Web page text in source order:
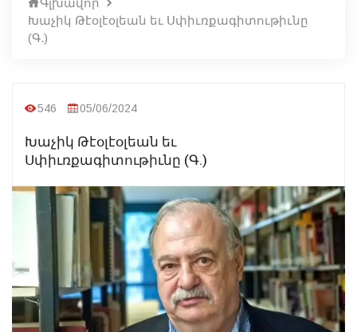
Խաչիկ Թէօլէօլեան եւ Սփիւռքագիտութիւնը
(Գ.)
546 05/06/2024
Խաչիկ Թէօլէօլեան եւ
Սփիւռքագիտութիւնը (Գ.)